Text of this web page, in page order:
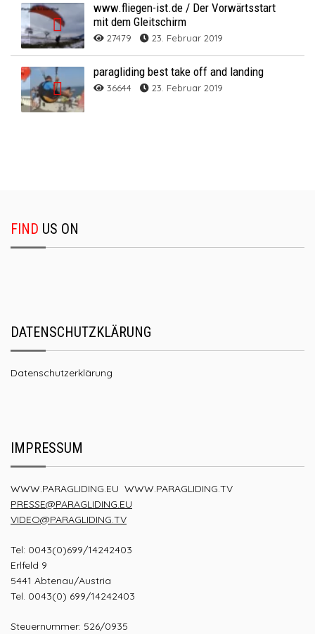
www.fliegen-ist.de / Der Vorwärtsstart
mit dem Gleitschirm
27479 23. Februar 2019
paragliding best take off and landing
36644 23. Februar 2019
FIND US ON
DATENSCHUTZKLÄRUNG
Datenschutzerklärung
IMPRESSUM
WWW.PARAGLIDING.EU WWW.PARAGLIDING.TV
PRESSE@PARAGLIDING.EU
VIDEO@PARAGLIDING.TV
Tel: 0043(0)699/14242403
Erlfeld 9
5441 Abtenau/Austria
Tel. 0043(0) 699/14242403
Steuernummer: 526/0935